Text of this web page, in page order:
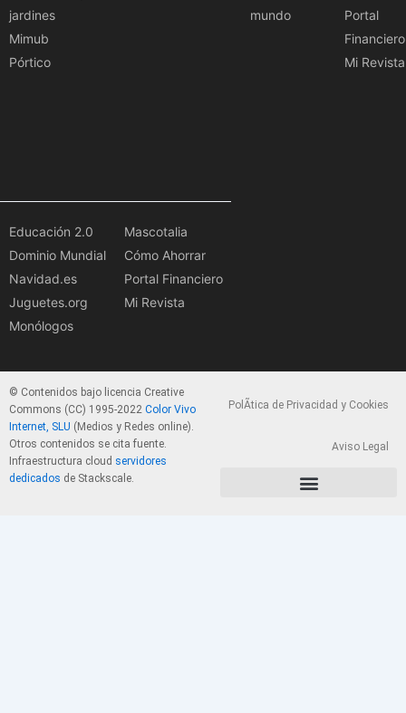
jardines
Mimub
Pórtico
mundo
Portal
Financiero
Mi Revista
Educación 2.0
Dominio Mundial
Navidad.es
Juguetes.org
Monólogos
Mascotalia
Cómo Ahorrar
Portal Financiero
Mi Revista
© Contenidos bajo licencia Creative
Commons (CC) 1995-2022 Color Vivo
Internet, SLU (Medios y Redes online).
Otros contenidos se cita fuente.
Infraestructura cloud servidores
dedicados de Stackscale.
PolÃ­tica de Privacidad y Cookies
Aviso Legal